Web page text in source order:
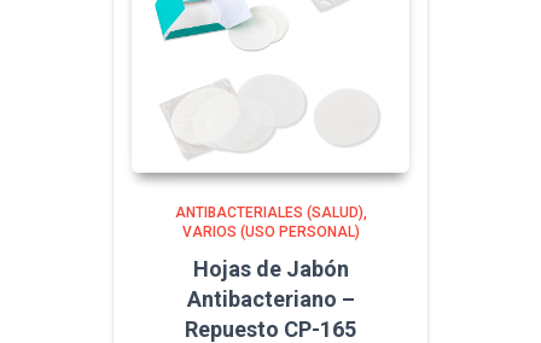
ANTIBACTERIALES (SALUD)
VARIOS (USO PERSONAL)
Hojas de Jabón
Antibacteriano –
Repuesto CP-165